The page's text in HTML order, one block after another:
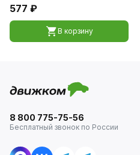
577 ₽
В корзину
8 800 775-75-56
Бесплатный звонок по России